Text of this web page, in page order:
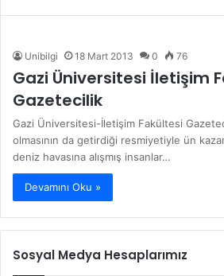
Unibilgi 18 Mart 2013 0 76
Gazi Üniversitesi İletişim
Gazetecilik
Gazi Üniversitesi-İletişim Fakültesi
olmasının da getirdiği resmiyetiyle ün
deniz havasına alışmış insanlar…
Devamını Oku »
Sosyal Medya Hesaplarımız